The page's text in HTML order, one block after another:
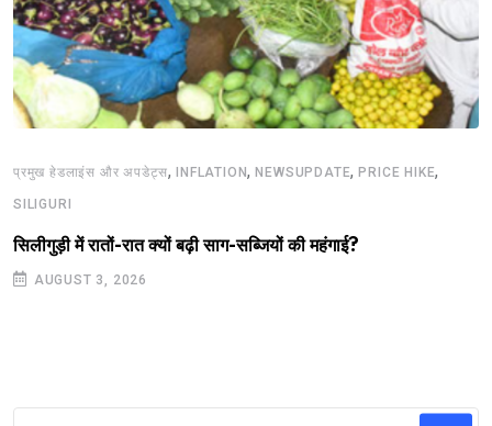
प्रमुख हेडलाइंस और अपडेट्स,INFLATION,NEWSUPDATE,PRICE HIKE,
SILIGURI
सिलीगुड़ी में रातों-रात क्यों बढ़ी साग-सब्जियों की महंगाई?
AUGUST 3, 2026